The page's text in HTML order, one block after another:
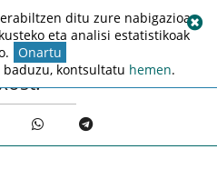
ditu zure nabigazioa
eta analisi estatistikoak
Onartu
kontsultatu hemen.